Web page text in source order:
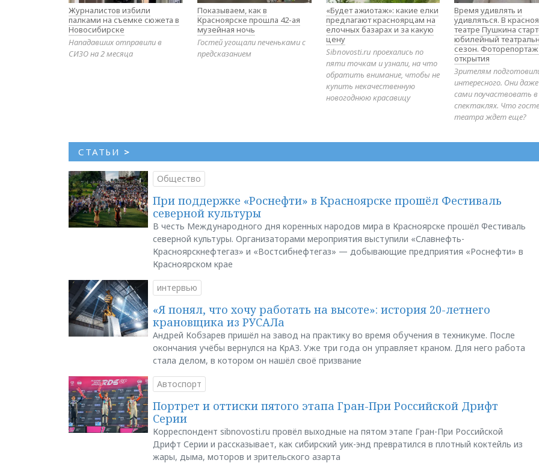
Журналистов избили
палками на съемке сюжета в
Новосибирске
Нападавших отправили в
СИЗО на 2 месяца
Показываем, как в
Красноярске прошла 42-ая
музейная ночь
Гостей угощали печеньками с
предсказанием
«Будет ажиотаж»: какие елки
предлагают красноярцам на
елочных базарах и за какую
цену
Sibnovosti.ru проехались по
пяти точкам и узнали, на что
обратить внимание, чтобы не
купить некачественную
новогоднюю красавицу
Время удивлять и
удивляться. В
театре Пушкина
юбилейный
сезон. Фоторепортаж
открытия
Зрителям
интересного. Они
сами поучаствовать в
спектаклях. Что
театра ждет еще?
СТАТЬИ >
Общество
При поддержке «Роснефти» в Красноярске прошёл Фестиваль
северной культуры
В честь Международного дня коренных народов мира в Красноярске прошёл Фестиваль
северной культуры. Организаторами мероприятия выступили «Славнефть-
Красноярскнефтегаз» и «Востсибнефтегаз» — добывающие предприятия «Роснефти» в
Красноярском крае
интервью
«Я понял, что хочу работать на высоте»: история 20-летнего
крановщика из РУСАЛа
Андрей Кобзарев пришёл на завод на практику во время обучения в техникуме. После
окончания учёбы вернулся на КрАЗ. Уже три года он управляет краном. Для него работа
стала делом, в котором он нашёл своё призвание
Автоспорт
Портрет и оттиски пятого этапа Гран-При Российской Дрифт
Серии
Корреспондент sibnovosti.ru провёл выходные на пятом этапе Гран-При Российской
Дрифт Серии и рассказывает, как сибирский уик-энд превратился в плотный коктейль из
жары, дыма, моторов и зрительского азарта